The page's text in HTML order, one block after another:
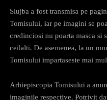
Slujba a fost transmisa pe
Tomisului, iar pe imagini se
credinciosi nu poarta masca si
ceilalti. De asemenea, la un
Tomisului impartaseste mai
Arhiepiscopia Tomisului a
imaginile respective. Potrivit